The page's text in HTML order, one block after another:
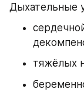
Дыхательные
тяжёлых